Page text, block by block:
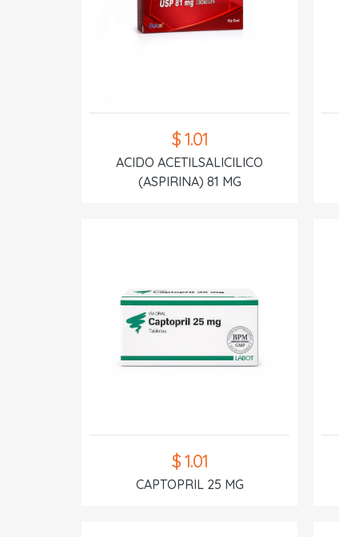
$ 1.01
ACIDO ACETILSALICILICO
(ASPIRINA) 81 MG
$ 1.01
CAPTOPRIL 25 MG